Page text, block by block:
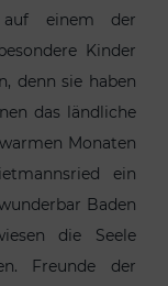
einem der
Kinder
denn sie haben
das ländliche
Monaten
ein
Baden
die Seele
Freunde der